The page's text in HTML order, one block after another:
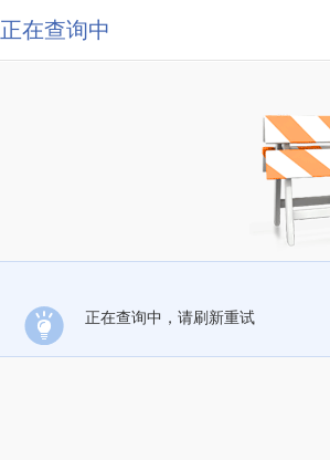
正在查询中
正在查询中，请刷新重试